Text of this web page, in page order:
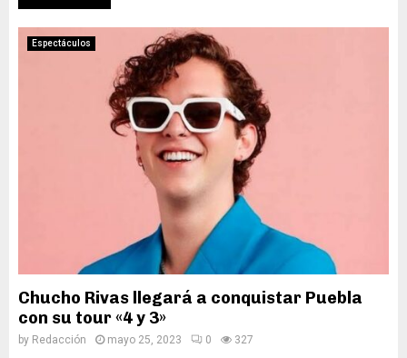
Espectáculos
Chucho Rivas llegará a conquistar Puebla
con su tour «4 y 3»
by Redacción mayo 25, 2023 0 327